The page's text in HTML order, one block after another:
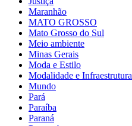
Maranhão
MATO GROSSO
Mato Grosso do Sul
Meio ambiente
Minas Gerais
Moda e Estilo
Modalidade e Infraestrutura
Mundo
Pará
Paraíba
Paraná